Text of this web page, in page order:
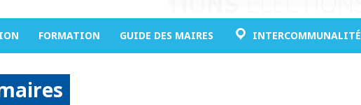
FORMATION GUIDE DES MAIRES INTERCOMMUNALITÉ